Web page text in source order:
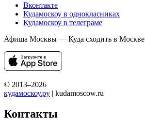
Вконтакте
Кудамоскоу в однокласниках
Кудамоскоу в телеграме
Афиша Москвы — Куда сходить в Москве
© 2013–2026
кудамоскоу.ру | kudamoscow.ru
Контакты